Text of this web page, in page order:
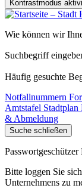
Kontrastmodus
Wie können wir
Suchbegriff
Häufig gesuchte
Notfallnummern
Amtstafel Stadtplan
& Abmeldung
Suche schließen
Passwortgeschützer
Bitte loggen Sie
Unternehmens zu